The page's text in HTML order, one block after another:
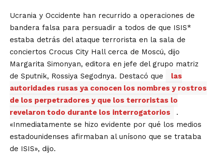
Ucrania y Occidente han recurrido a operaciones de
bandera falsa para persuadir a todos de que ISIS*
estaba detrás del ataque terrorista en la sala de
conciertos Crocus City Hall cerca de Moscú, dijo
Margarita Simonyan, editora en jefe del grupo matriz
de Sputnik, Rossiya Segodnya. Destacó que
las
autoridades rusas ya conocen los nombres y rostros
de los perpetradores y que los terroristas lo
revelaron todo durante los interrogatorios
.
«Inmediatamente se hizo evidente por qué los medios
estadounidenses afirmaban al unísono que se trataba
de ISIS», dijo.